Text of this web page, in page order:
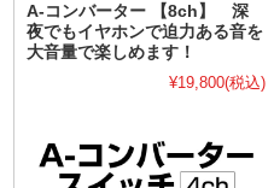
A-コンバーター 【8ch】 深
夜でもイヤホンで迫力ある音を
大音量で楽しめます！
¥19,800(税込)